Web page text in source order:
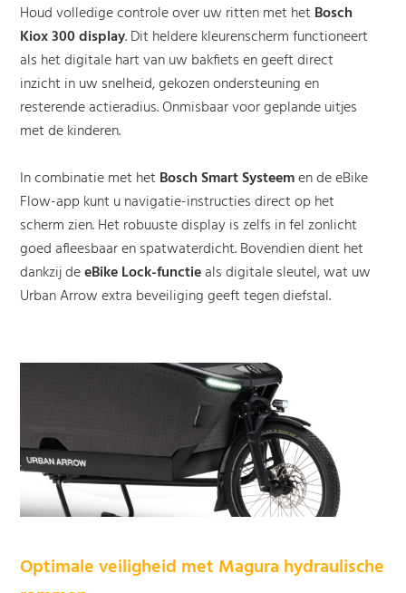
Houd volledige controle over uw ritten met het Bosch
Kiox 300 display. Dit heldere kleurenscherm functioneert
als het digitale hart van uw bakfiets en geeft direct
inzicht in uw snelheid, gekozen ondersteuning en
resterende actieradius. Onmisbaar voor geplande uitjes
met de kinderen.
In combinatie met het Bosch Smart Systeemen de eBike
Flow-app kunt u navigatie-instructies direct op het
scherm zien. Het robuuste display is zelfs in fel zonlicht
goed afleesbaar en spatwaterdicht. Bovendien dient het
dankzij deeBike Lock-functieals digitale sleutel, wat uw
Urban Arrow extra beveiliging geeft tegen diefstal.
Optimale veiligheid met Magura hydraulische